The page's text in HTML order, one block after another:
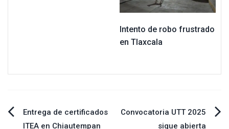
Intento de robo frustrado
en Tlaxcala
Navegación
Entrega de certificados
ITEA en Chiautempan
Convocatoria UTT 2025
sigue abierta